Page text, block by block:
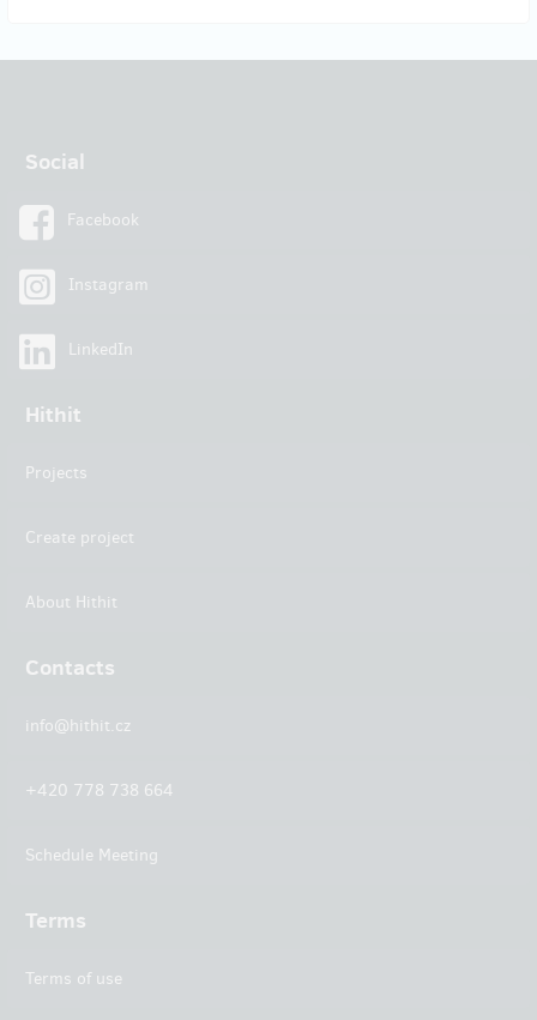
Social
Facebook
Instagram
LinkedIn
Hithit
Projects
Create project
About Hithit
Contacts
info@hithit.cz
+420 778 738 664
Schedule Meeting
Terms
Terms of use